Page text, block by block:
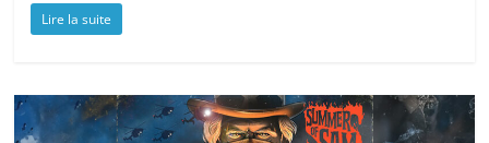
Lire la suite